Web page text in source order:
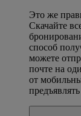
Это же
Скачайте
способ
можете
почте на
от